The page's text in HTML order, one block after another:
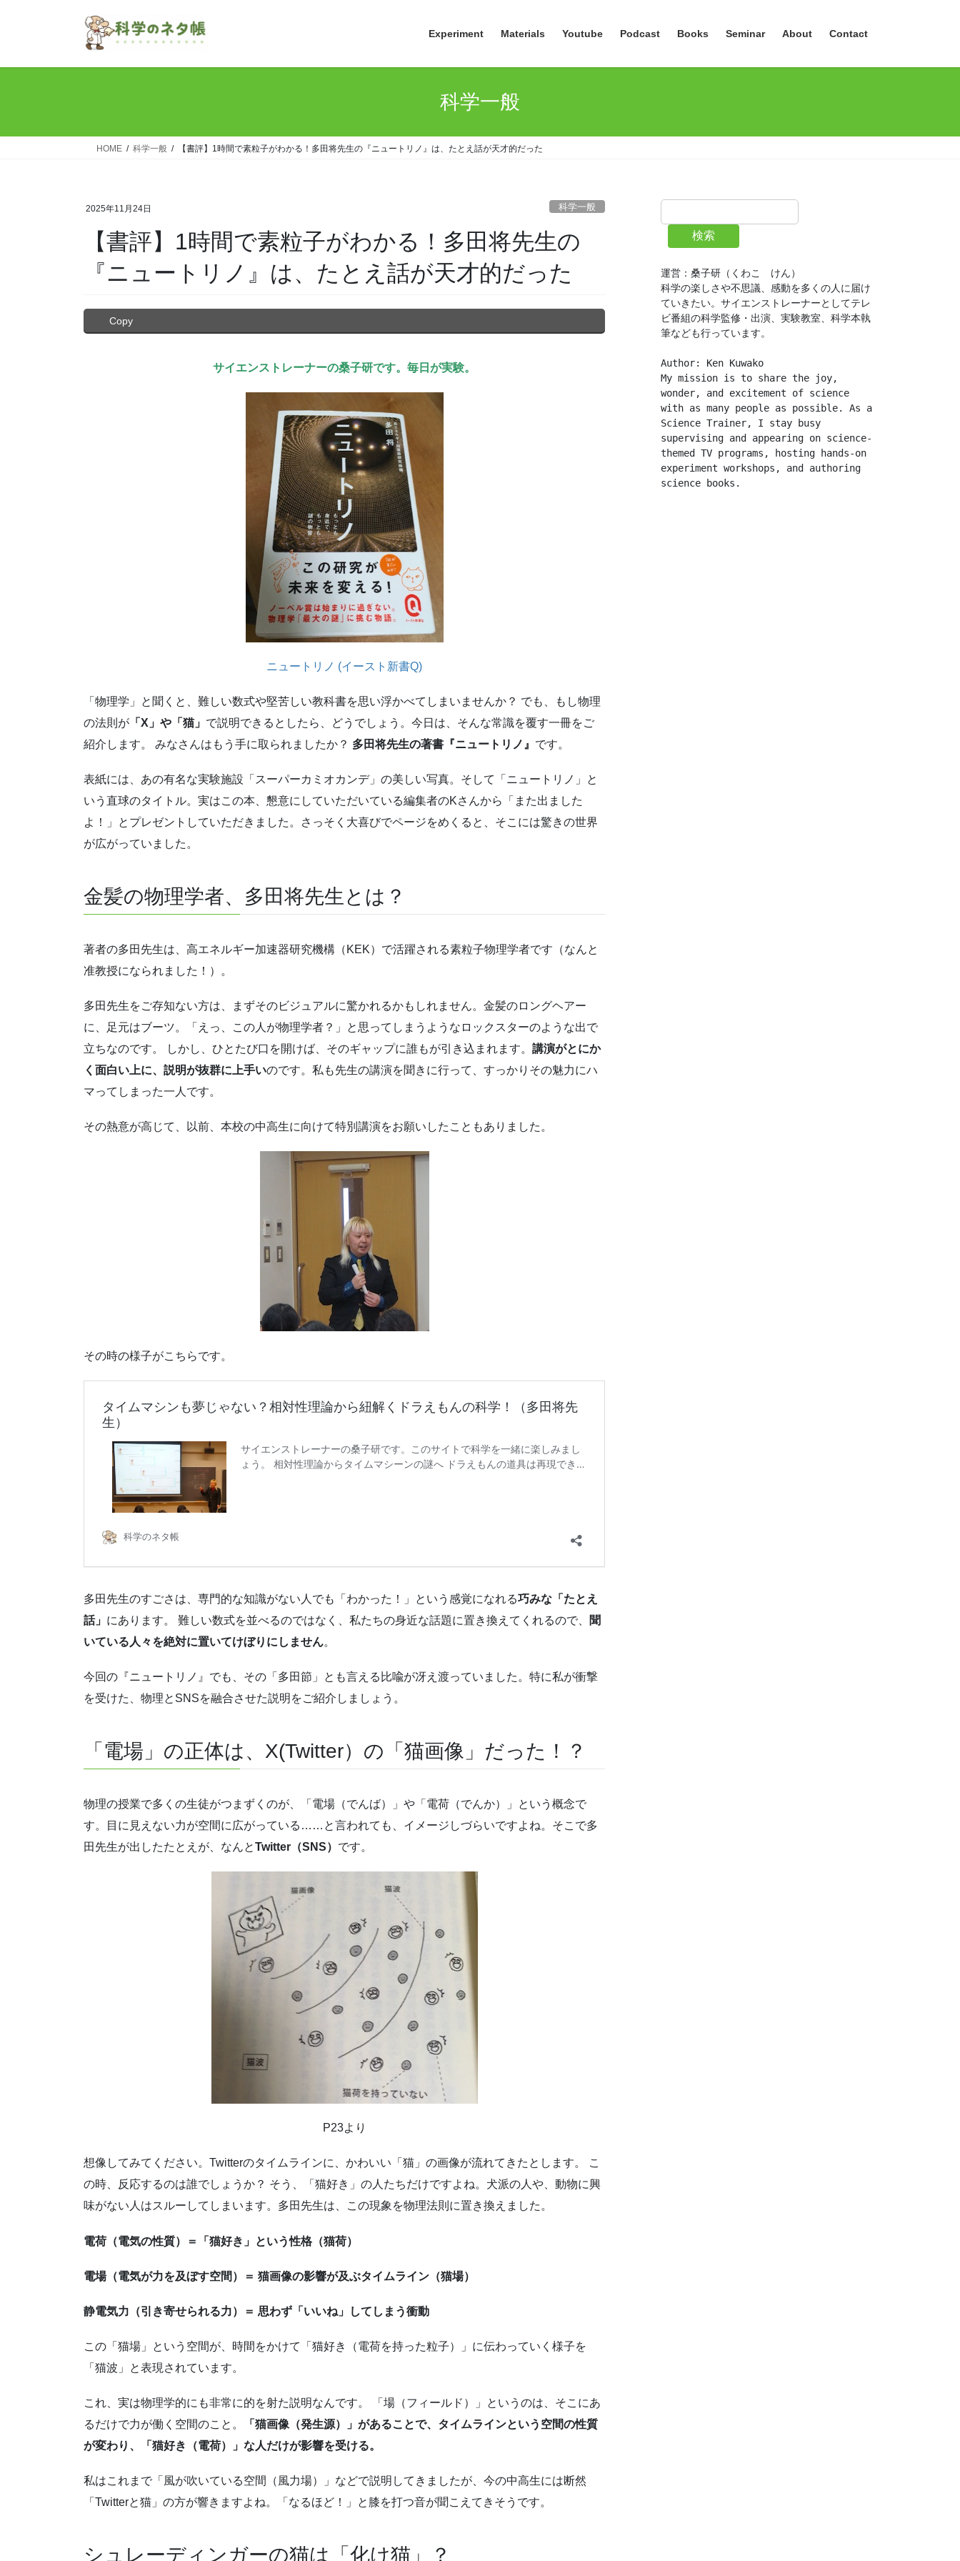
Experiment Materials Youtube Podcast Books Seminar About Contact
科学一般
HOME 科学一般 【書評】1時間で素粒子がわかる！多田将先生の『ニュートリノ』は、たとえ話が天才的だった
2025年11月24日 科学一般
【書評】1時間で素粒子がわかる！多田将先生の
『ニュートリノ』は、たとえ話が天才的だった
Copy
サイエンストレーナーの桑子研です。毎日が実験。
ニュートリノ (イースト新書Q)
「物理学」と聞くと、難しい数式や堅苦しい教科書を思い浮かべてしまいませんか？ でも、もし物理
の法則が 「X」や「猫」 で説明できるとしたら、どうでしょう。今日は、そんな常識を覆す一冊をご
紹介します。 みなさんはもう手に取られましたか？ 多田将先生の著書『ニュートリノ』 です。
表紙には、あの有名な実験施設「スーパーカミオカンデ」の美しい写真。そして「ニュートリノ」と
いう直球のタイトル。実はこの本、懇意にしていただいている編集者のKさんから「また出ました
よ！」とプレゼントしていただきました。さっそく大喜びでページをめくると、そこには驚きの世界
が広がっていました。
金髪の物理学者、多田将先生とは？
著者の多田先生は、高エネルギー加速器研究機構（KEK）で活躍される素粒子物理学者です（なんと
准教授になられました！）。
多田先生をご存知ない方は、まずそのビジュアルに驚かれるかもしれません。金髪のロングヘアー
に、足元はブーツ。「えっ、この人が物理学者？」と思ってしまうようなロックスターのような出で
立ちなのです。 しかし、ひとたび口を開けば、そのギャップに誰もが引き込まれます。 講演がとにか
く面白い上に、説明が抜群に上手いのです。私も先生の講演を聞きに行って、すっかりその魅力にハ
マってしまった一人です。
その熱意が高じて、以前、本校の中高生に向けて特別講演をお願いしたこともありました。
その時の様子がこちらです。
多田先生のすごさは、専門的な知識がない人でも「わかった！」という感覚になれる巧みな「たとえ
話」 にあります。 難しい数式を並べるのではなく、私たちの身近な話題に置き換えてくれるので、
聞
いている人々を絶対に置いてけぼりにしません。
今回の『ニュートリノ』でも、その「多田節」とも言える比喩が冴え渡っていました。特に私が衝撃
を受けた、物理とSNSを融合させた説明をご紹介しましょう。
「電場」の正体は、X(Twitter）の「猫画像」だった！？
物理の授業で多くの生徒がつまずくのが、「電場（でんば）」や「電荷（でんか）」という概念で
す。目に見えない力が空間に広がっている……と言われても、イメージしづらいですよね。そこで多
田先生が出したたとえが、なんとTwitter（SNS） です。
P23より
想像してみてください。Twitterのタイムラインに、かわいい「猫」の画像が流れてきたとします。 こ
の時、反応するのは誰でしょうか？ そう、「猫好き」の人たちだけですよね。犬派の人や、動物に興
味がない人はスルーしてしまいます。多田先生は、この現象を物理法則に置き換えました。
電荷（電気の性質）＝「猫好き」という性格（猫荷）
電場（電気が力を及ぼす空間）＝ 猫画像の影響が及ぶタイムライン（猫場）
静電気力（引き寄せられる力）＝ 思わず「いいね」してしまう衝動
この「猫場」という空間が、時間をかけて「猫好き（電荷を持った粒子）」に伝わっていく様子を
「猫波」と表現されています。
これ、実は物理学的にも非常に的を射た説明なんです。 「場（フィールド）」というのは、そこにあ
るだけで力が働く空間のこと。
「猫画像（発生源）」があることで、タイムラインという空間の性質
が変わり、「猫好き（電荷）」な人だけが影響を受ける。
私はこれまで「風が吹いている空間（風力場）」などで説明してきましたが、今の中高生には断然
「Twitterと猫」の方が響きますよね。「なるほど！」と膝を打つ音が聞こえてきそうです。
シュレーディンガーの猫は「化け猫」？
検索
運営：桑子研（くわこ　けん）
科学の楽しさや不思議、感動を多くの人に届け
ていきたい。サイエンストレーナーとしてテレ
ビ番組の科学監修・出演、実験教室、科学本執
筆なども行っています。
Author: Ken Kuwako
My mission is to share the joy,
wonder, and excitement of science
with as many people as possible. As a
Science Trainer, I stay busy
supervising and appearing on science-
themed TV programs, hosting hands-on
experiment workshops, and authoring
science books.